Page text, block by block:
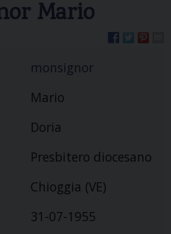
Mario
monsignor
Mario
Doria
Presbitero diocesano
Chioggia (VE)
31-07-1955